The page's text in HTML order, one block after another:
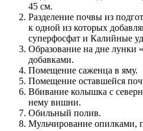
45 см.
Разделение почвы из
к одной из которых
суперфосфат и Калийные
Образование на дне лунки
добавками.
Помещение саженца в яму.
Помещение оставшейся
Вбивание колышка с
нему вишни.
Обильный полив.
Мульчирование опилками,